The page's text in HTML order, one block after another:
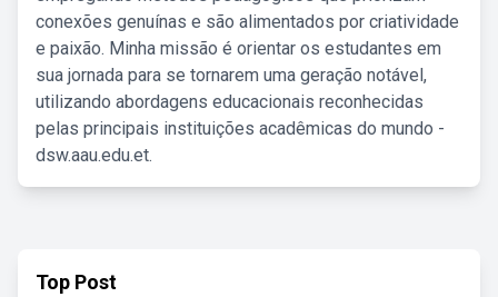
conexões genuínas e são alimentados por criatividade
e paixão. Minha missão é orientar os estudantes em
sua jornada para se tornarem uma geração notável,
utilizando abordagens educacionais reconhecidas
pelas principais instituições acadêmicas do mundo -
dsw.aau.edu.et.
Top Post